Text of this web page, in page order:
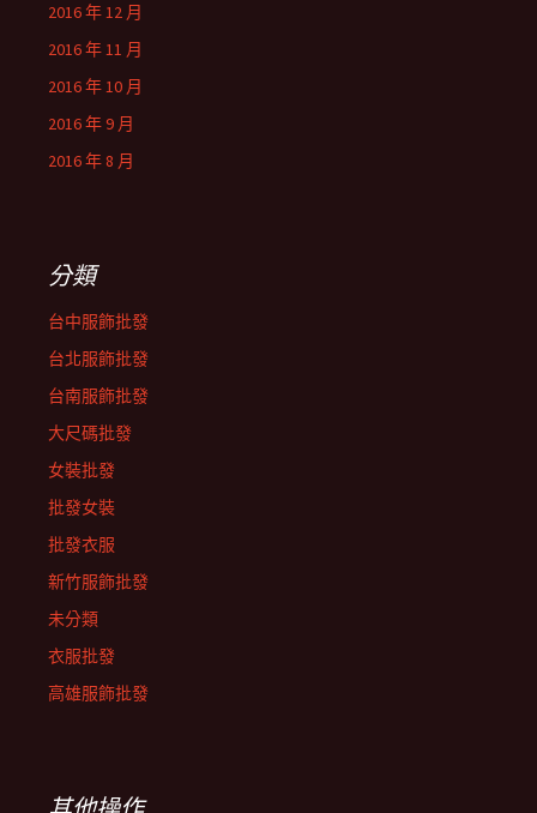
2016 年 12 月
2016 年 11 月
2016 年 10 月
2016 年 9 月
2016 年 8 月
分類
台中服飾批發
台北服飾批發
台南服飾批發
大尺碼批發
女裝批發
批發女裝
批發衣服
新竹服飾批發
未分類
衣服批發
高雄服飾批發